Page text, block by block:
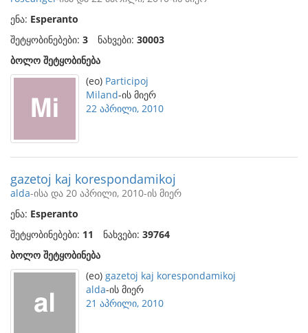
ენა: Esperanto
შეტყობინებები: 3 ნახვები: 30003
ბოლო შეტყობინება
(eo) Participoj
Miland-ის მიერ
22 აპრილი, 2010
gazetoj kaj korespondamikoj
alda-ისა და 20 აპრილი, 2010-ის მიერ
ენა: Esperanto
შეტყობინებები: 11 ნახვები: 39764
ბოლო შეტყობინება
(eo) gazetoj kaj korespondamikoj
alda-ის მიერ
21 აპრილი, 2010